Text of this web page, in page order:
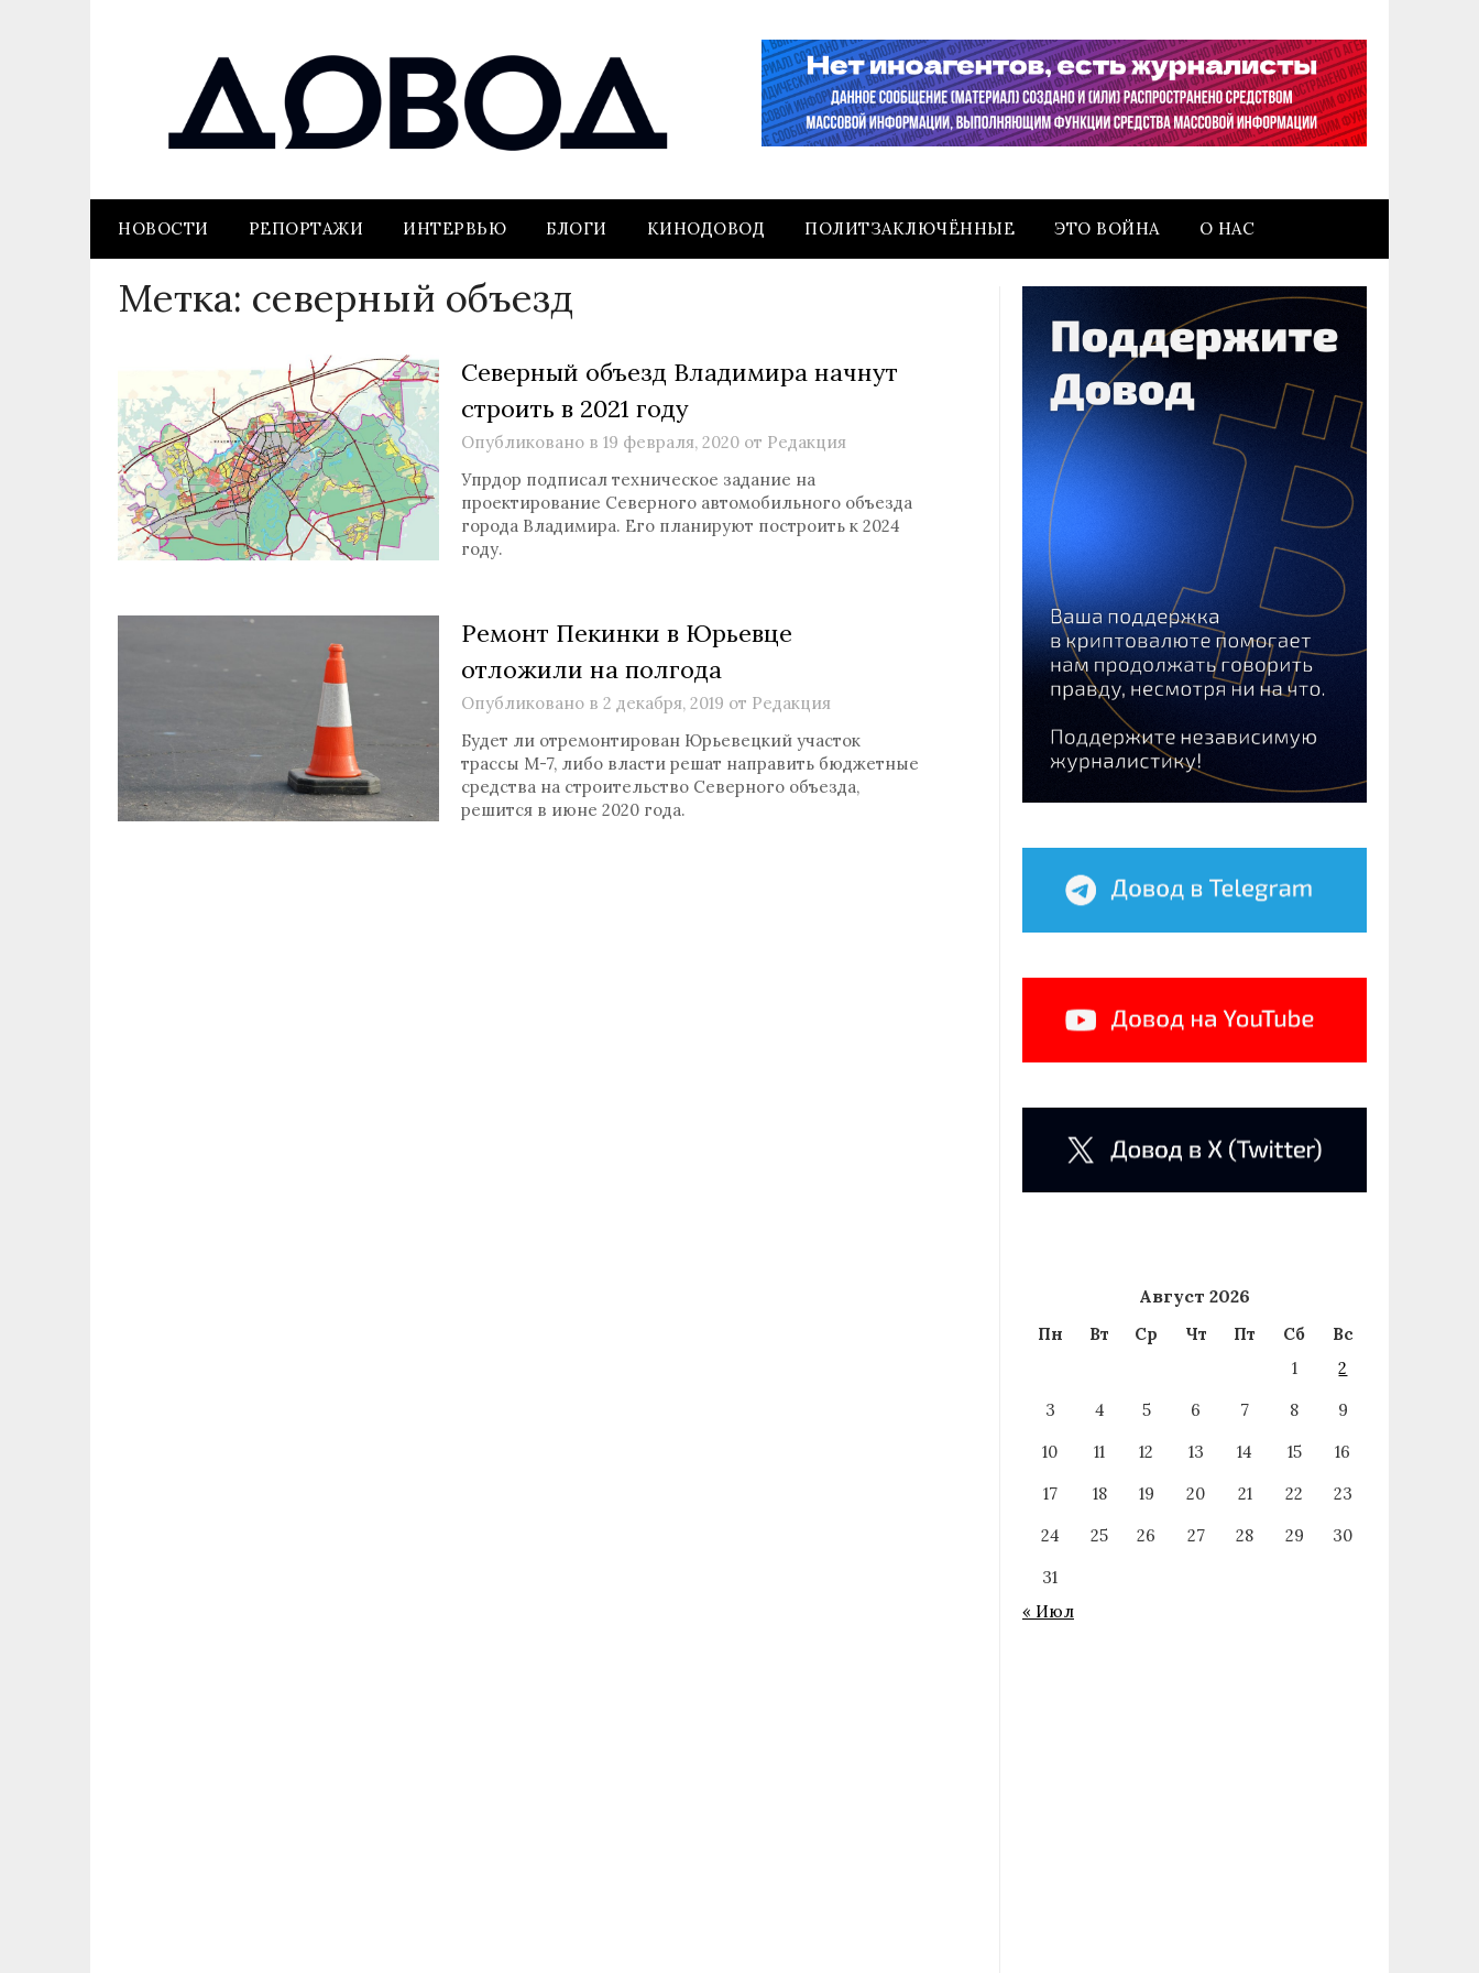
НОВОСТИ РЕПОРТАЖИ ИНТЕРВЬЮ БЛОГИ КИНОДОВОД ПОЛИТЗАКЛЮЧЁННЫЕ ЭТО ВОЙНА О НАС
Метка: северный объезд
Северный объезд Владимира начнут
строить в 2021 году
Опубликовано в 19 февраля, 2020от Редакция
Упрдор подписал техническое задание на
проектирование Северного автомобильного объезда
города Владимира. Его планируют построить к 2024
году.
Ремонт Пекинки в Юрьевце
отложили на полгода
Опубликовано в 2 декабря, 2019 от Редакция
Будет ли отремонтирован Юрьевецкий участок
трассы М-7, либо власти решат направить бюджетные
средства на строительство Северного объезда,
решится в июне 2020 года.
Август 2026
Пн Вт Ср Чт Пт Сб
Вс
1
2
3
4 5 6 7 8
9
10
11 12 13 14 15
16
17
18 19 20 21 22
23
24
25 26 27 28 29
30
31
« Июл